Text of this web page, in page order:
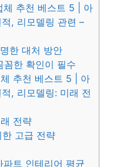
체 추천 베스트 5 | 아
, 리모델링 관련 –
한 대처 방안
꼼한 확인이 필수
추천 베스트 5 | 아
, 리모델링: 미래 전
전략
고급 전략
파트 인테리어 평균